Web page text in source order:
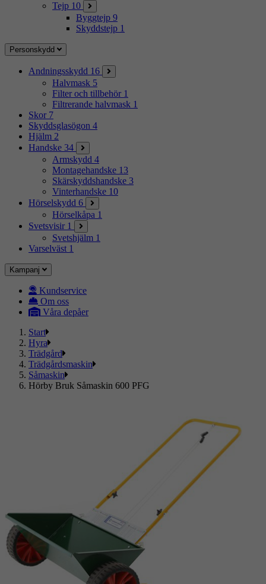
Tejp 10
Byggtejp 9
Skyddstejp 1
Personskydd
Andningsskydd 16
Halvmask 5
Filter och tillbehör 1
Filtrerande halvmask 1
Skor 7
Skyddsglasögon 4
Hjälm 2
Handske 34
Armskydd 4
Montagehandske 13
Skärskyddshandske 3
Vinterhandske 10
Hörselskydd 6
Hörselkåpa 1
Svetsvisir 1
Svetshjälm 1
Varselväst 1
Kampanj
Kundservice
Om oss
Våra depåer
Start
Hyra
Trädgård
Trädgårdsmaskin
Såmaskin
Hörby Bruk Såmaskin 600 PFG